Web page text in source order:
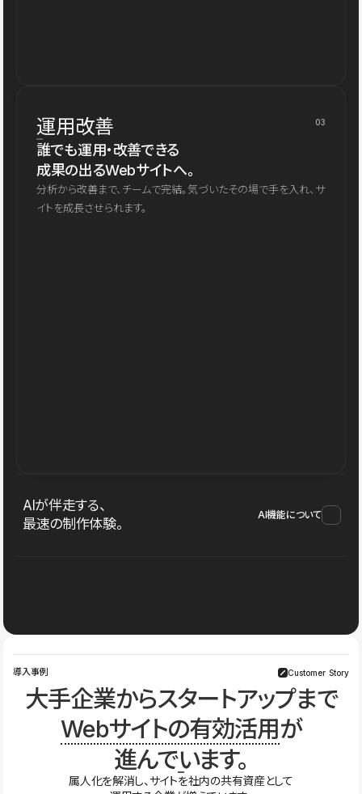
運用改善 03
誰でも運用・改善できる
成果の出るWebサイトへ。
分析から改善まで、チームで完結。気づいたその場で手を入れ、サ
イトを成長させられます。
AIが伴走する、
最速の制作体験。
AI機能について
導入事例 Customer Story
大手企業からスタートアップまで
Webサイトの有効活用が
進んでいます。
属人化を解消し、サイトを社内の共有資産として